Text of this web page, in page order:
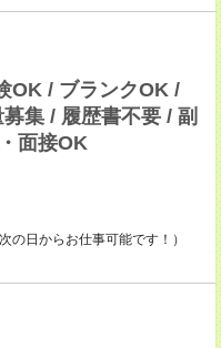
OK / ブランクOK /
集 / 履歴書不要 / 副
面接OK
日からお仕事可能です！）